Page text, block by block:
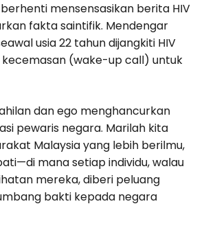
mensensasikan berita HIV
fakta saintifik. Mendengar
usia 22 tahun dijangkiti HIV
(wake-up call) untuk
dan ego menghancurkan
pewaris negara. Marilah kita
Malaysia yang lebih berilmu,
mana setiap individu, walau
mereka, diberi peluang
bakti kepada negara